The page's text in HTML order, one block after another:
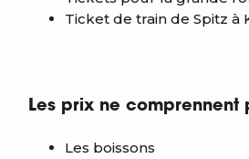
Ticket de train de Spitz à
Les prix ne comprennent
Les boissons